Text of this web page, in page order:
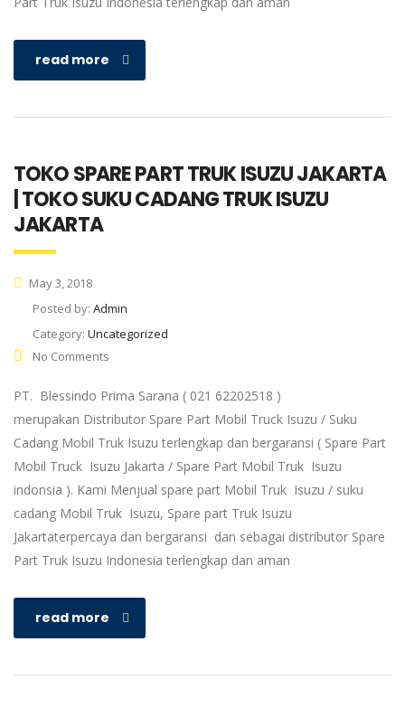
read more
TOKO SPARE PART TRUK ISUZU JAKARTA
| TOKO SUKU CADANG TRUK ISUZU
JAKARTA
May 3, 2018
Posted by: Admin
Category: Uncategorized
No Comments
PT. Blessindo Prima Sarana ( 021 62202518 )
merupakan Distributor Spare Part Mobil Truck Isuzu / Suku
Cadang Mobil Truk Isuzu terlengkap dan bergaransi ( Spare Part
Mobil Truck Isuzu Jakarta / Spare Part Mobil Truk Isuzu
indonsia ). Kami Menjual spare part Mobil Truk Isuzu / suku
cadang Mobil Truk Isuzu, Spare part Truk Isuzu
Jakartaterpercaya dan bergaransi dan sebagai distributor Spare
Part Truk Isuzu Indonesia terlengkap dan aman
read more